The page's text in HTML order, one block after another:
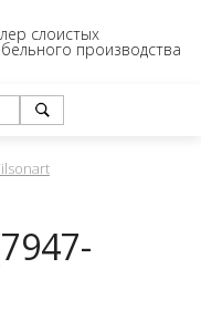
слоистых
производства